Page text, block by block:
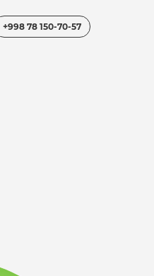
+998 78 150-70-57